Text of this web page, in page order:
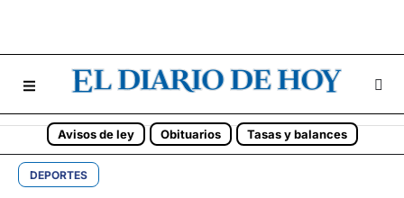
Avisos de ley Obituarios Tasas y balances
DEPORTES